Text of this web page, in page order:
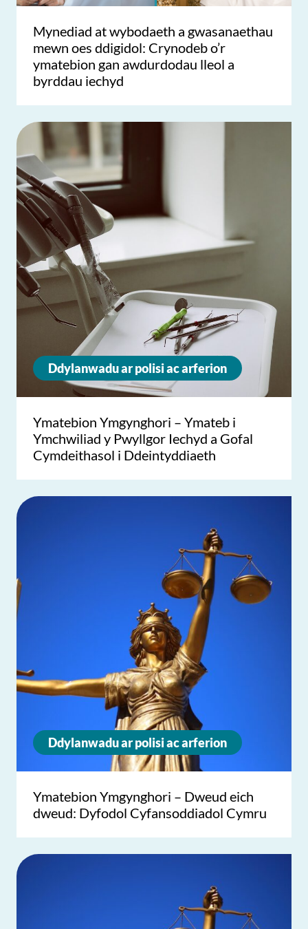
Mynediad at wybodaeth a gwasanaethau
mewn oes ddigidol: Crynodeb o’r
ymatebion gan awdurdodau lleol a
byrddau iechyd
Ddylanwadu ar polisi ac arferion
Ymatebion Ymgynghori – Ymateb i
Ymchwiliad y Pwyllgor Iechyd a Gofal
Cymdeithasol i Ddeintyddiaeth
Ddylanwadu ar polisi ac arferion
Ymatebion Ymgynghori – Dweud eich
dweud: Dyfodol Cyfansoddiadol Cymru